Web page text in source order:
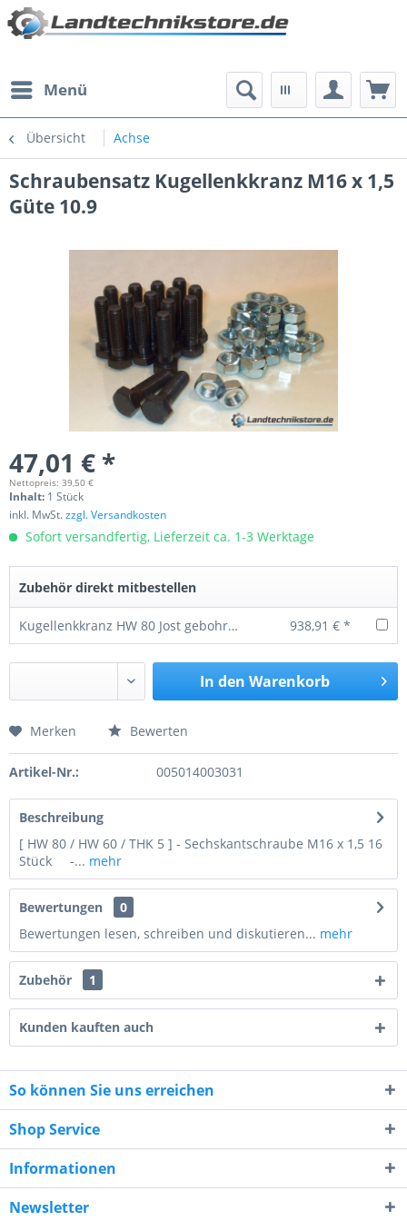
Menü
Übersicht Achse
Schraubensatz Kugellenkkranz M16 x 1,5
Güte 10.9
47,01 € *
Nettopreis: 39,50 €
Inhalt: 1 Stück
inkl. MwSt.zzgl. Versandkosten
Sofort versandfertig, Lieferzeit ca. 1-3 Werktage
Zubehör direkt mitbestellen
Kugellenkkranz HW 80 Jost gebohrt HE 12L 938,91 € *
In den Warenkorb
Preis anfragen
5 - 1 = ?
Merken Bewerten
Artikel-Nr.: 005014003031
Beschreibung
[ HW 80 / HW 60 / THK 5 ] - Sechskantschraube M16 x 1,5 16
Stück -... mehr
Bewertungen
0
Bewertungen lesen, schreiben und diskutieren... mehr
Zubehör 1
Kunden kauften auch
So können Sie uns erreichen
Shop Service
Informationen
Newsletter